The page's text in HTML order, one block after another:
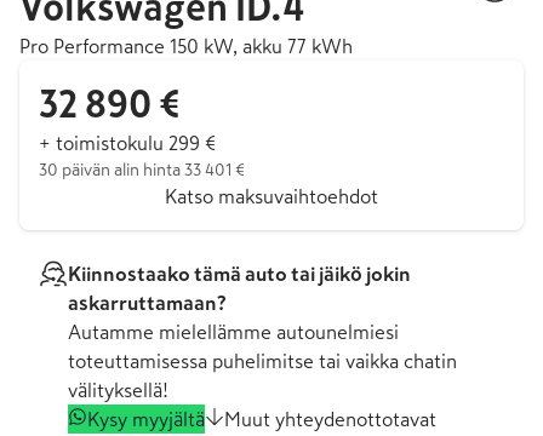
Pro Performance 150 kW, akku 77 kWh
32 890 €
+ toimistokulu 299 €
30 päivän alin hinta 33 401 €
Katso maksuvaihtoehdot
Kiinnostaako tämä auto tai jäikö jokin
askarruttamaan?
Autamme mielellämme autounelmiesi
toteuttamisessa puhelimitse tai vaikka chatin
välityksellä!
Kysy myyjältä
Muut yhteydenottotavat